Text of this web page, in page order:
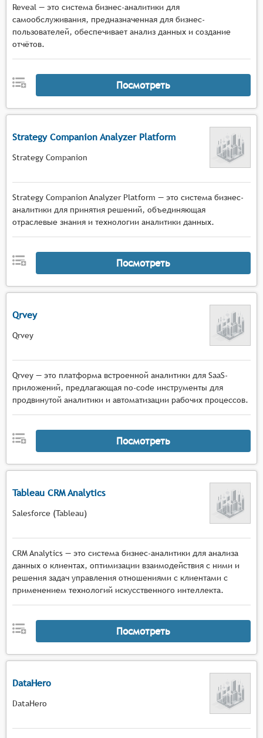
Reveal — это система бизнес-аналитики для
самообслуживания, предназначенная для бизнес-
пользователей, обеспечивает анализ данных и создание
отчётов.
Посмотреть
Strategy Companion Analyzer Platform
Strategy Companion
Strategy Companion Analyzer Platform — это система бизнес-
аналитики для принятия решений, объединяющая
отраслевые знания и технологии аналитики данных.
Посмотреть
Qrvey
Qrvey
Qrvey — это платформа встроенной аналитики для SaaS-
приложений, предлагающая no-code инструменты для
продвинутой аналитики и автоматизации рабочих процессов.
Посмотреть
Tableau CRM Analytics
Salesforce (Tableau)
CRM Analytics — это система бизнес-аналитики для анализа
данных о клиентах, оптимизации взаимодействия с ними и
решения задач управления отношениями с клиентами с
применением технологий искусственного интеллекта.
Посмотреть
DataHero
DataHero